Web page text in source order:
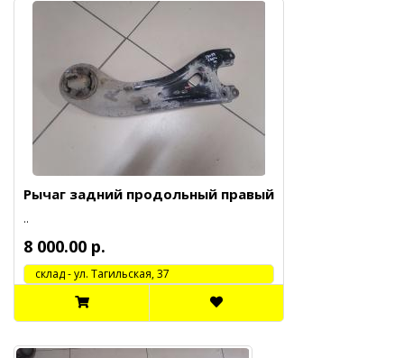
Рычаг задний продольный правый
..
8 000.00 р.
cклад - ул. Тагильская, 37